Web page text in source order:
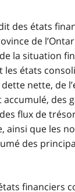
des états
de
la situation
les états
dette nette, de
des
flux de
ainsi que les
des
financiers